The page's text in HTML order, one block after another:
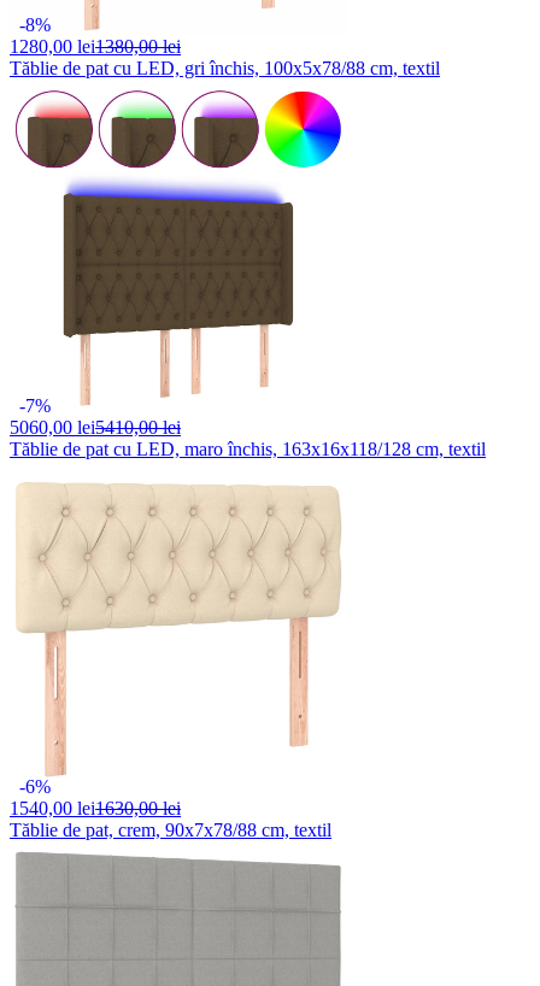
-8%
1280,00 lei1380,00 lei
Tăblie de pat cu LED, gri închis, 100x5x78/88 cm, textil
-7%
5060,00 lei5410,00 lei
Tăblie de pat cu LED, maro închis, 163x16x118/128 cm, textil
-6%
1540,00 lei1630,00 lei
Tăblie de pat, crem, 90x7x78/88 cm, textil